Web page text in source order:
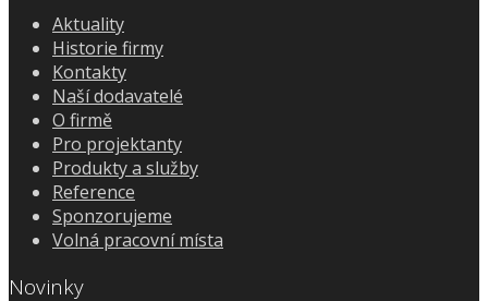
Aktuality
Historie firmy
Kontakty
Naší dodavatelé
O firmě
Pro projektanty
Produkty a služby
Reference
Sponzorujeme
Volná pracovní místa
Novinky